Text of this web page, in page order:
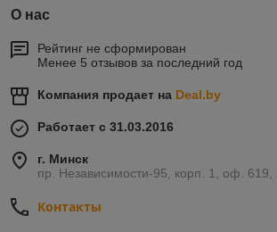
О нас
Рейтинг не сформирован
Менее 5 отзывов за последний год
Компания продает на Deal.by
Работает с 31.03.2016
г. Минск
пр. Независимости-95, корп. 1, оф. 619,
Контакты